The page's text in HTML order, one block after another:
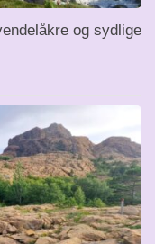
og sydlige